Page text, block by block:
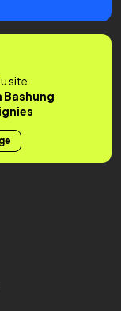
site
Bashung